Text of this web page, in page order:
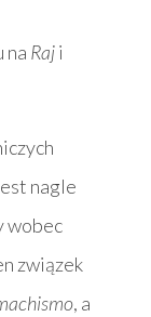
na Raji
nagle
wobec
związek
, a